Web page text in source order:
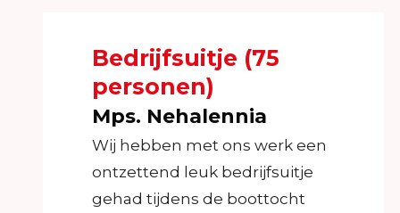
Bedrijfsuitje (75
personen)
Mps. Nehalennia
Wij hebben met ons werk een
ontzettend leuk bedrijfsuitje
gehad tijdens de boottocht